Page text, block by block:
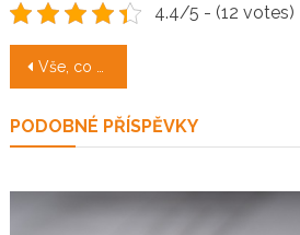
4.4/5 - (12 votes)
Navigace
příspěvek
Vše, co byste jako fanoušci tenisu měli znát
PODOBNÉ PŘÍSPĚVKY